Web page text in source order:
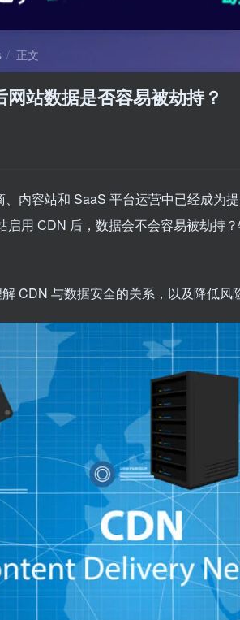
正文
站数据是否容易被劫持？
、内容站和 SaaS 平台运营中已经成为
启用 CDN 后，数据会不会容易被劫持
CDN 与数据安全的关系，以及降低风